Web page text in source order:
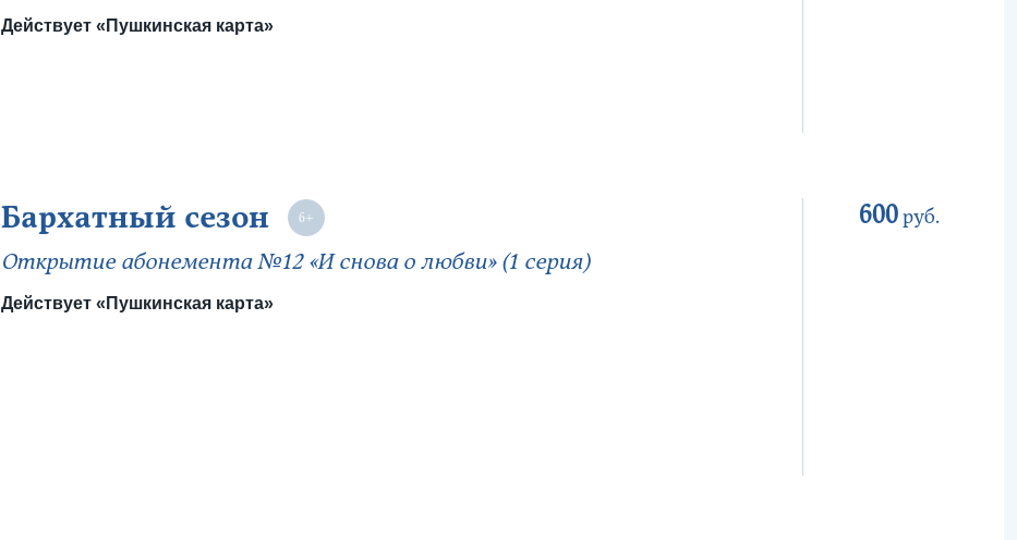
Действует «Пушкинская карта»
Бархатный сезон
Открытие абонемента №12 «И снова о любви» (1 серия)
Действует «Пушкинская карта»
600руб.